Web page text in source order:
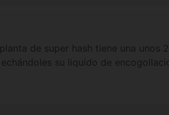
de super hash tiene una unos
su liquido de